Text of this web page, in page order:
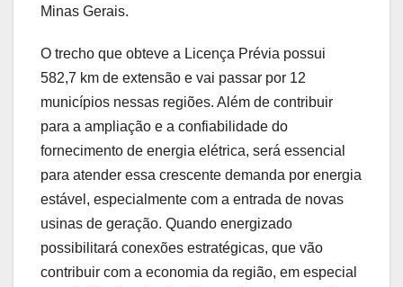
Minas Gerais.
O trecho que obteve a Licença Prévia possui
582,7 km de extensão e vai passar por 12
municípios nessas regiões. Além de contribuir
para a ampliação e a confiabilidade do
fornecimento de energia elétrica, será essencial
para atender essa crescente demanda por energia
estável, especialmente com a entrada de novas
usinas de geração. Quando energizado
possibilitará conexões estratégicas, que vão
contribuir com a economia da região, em especial